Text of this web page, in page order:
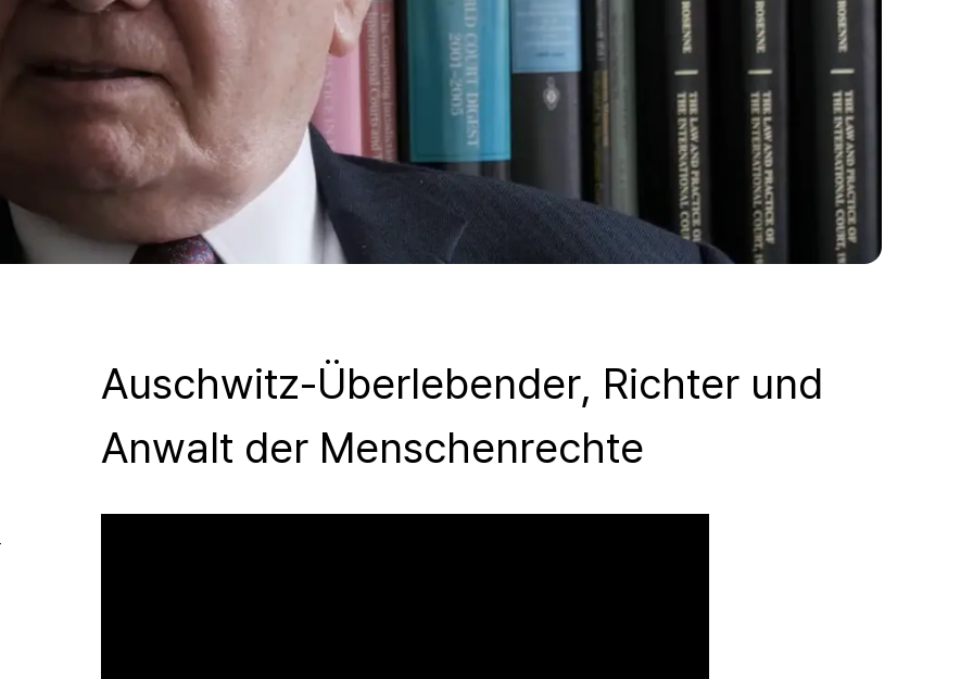
Auschwitz-Überlebender, Richter und
Anwalt der Menschenrechte